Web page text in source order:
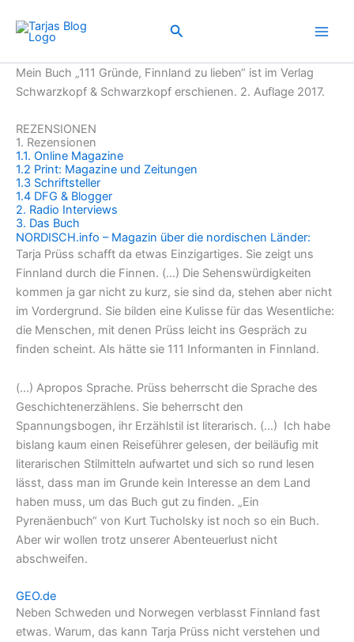
Inhalt
springen
Suchen
Mein Buch „111 Gründe, Finnland zu lieben“ ist im Verlag
Schwarzkopf & Schwarzkopf erschienen. 2. Auflage 2017.
REZENSIONEN
1. Rezensionen
1.1. Online Magazine
1.2 Print: Magazine und Zeitungen
1.3 Schriftsteller
1.4 DFG & Blogger
2. Radio Interviews
3. Das Buch
NORDISCH.info – Magazin über die nordischen Länder:
Tarja Prüss schafft da etwas Einzigartiges. Sie zeigt uns
Finnland durch die Finnen. (…) Die Sehenswürdigkeiten
kommen ja gar nicht zu kurz, sie sind da, stehen aber nicht
im Vordergrund. Sie bilden eine Kulisse für das Wesentliche:
die Menschen, mit denen Prüss leicht ins Gespräch zu
finden scheint. Als hätte sie 111 Informanten in Finnland.
(…) Apropos Sprache. Prüss beherrscht die Sprache des
Geschichtenerzählens. Sie beherrscht den
Spannungsbogen, ihr Erzählstil ist literarisch. (…) Ich habe
bislang kaum einen Reiseführer gelesen, der beiläufig mit
literarischen Stilmitteln aufwartet und sich so rund lesen
lässt, dass man im Grunde kein Interesse an dem Land
haben muss, um das Buch gut zu finden. „Ein
Pyrenäenbuch“ von Kurt Tucholsky ist noch so ein Buch.
Aber wir wollen trotz unserer Abenteuerlust nicht
abschweifen.
GEO.de
Neben Schweden und Norwegen verblasst Finnland fast
etwas. Warum, das kann Tarja Prüss nicht verstehen und